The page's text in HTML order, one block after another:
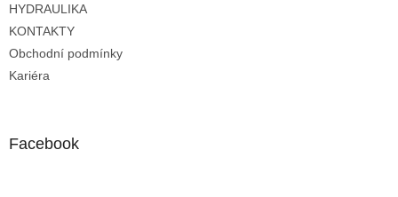
HYDRAULIKA
KONTAKTY
Obchodní podmínky
Kariéra
Facebook